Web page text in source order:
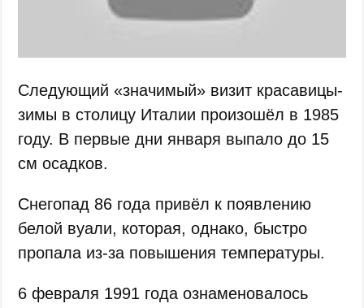
Следующий «значимый» визит красавицы-
зимы в столицу Италии произошёл в 1985
году. В первые дни января выпало до 15
см осадков.
Снегопад 86 года привёл к появлению
белой вуали, которая, однако, быстро
пропала из-за повышения температуры.
6 февраля 1991 года ознаменовалось